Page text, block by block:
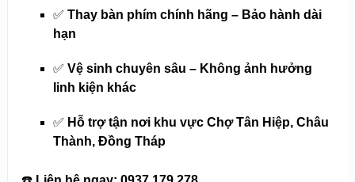
✅ Thay bàn phím chính hãng – Bảo hành dài
hạn
✅ Vệ sinh chuyên sâu – Không ảnh hưởng
linh kiện khác
✅ Hỗ trợ tận nơi khu vực Chợ Tân Hiệp, Châu
Thành, Đồng Tháp